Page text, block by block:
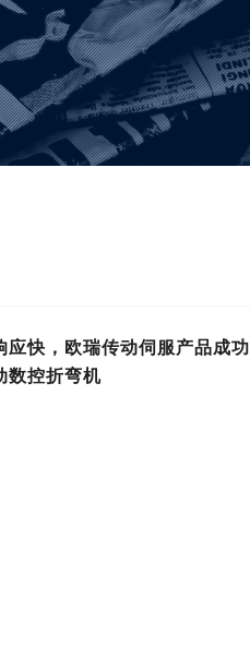
应快，欧瑞传动伺服产品成功
数控折弯机